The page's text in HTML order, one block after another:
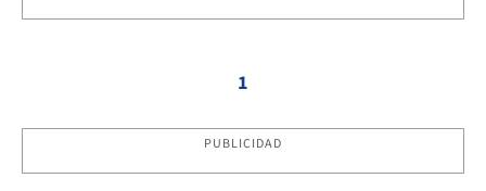
1
PUBLICIDAD